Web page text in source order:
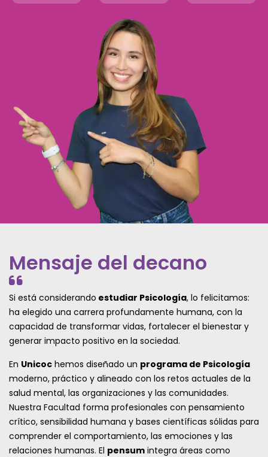
Mensaje del decano
Si está considerando estudiar Psicología, lo felicitamos:
ha elegido una carrera profundamente humana, con la
capacidad de transformar vidas, fortalecer el bienestar y
generar impacto positivo en la sociedad.
En Unicoc hemos diseñado un programa de Psicología
moderno, práctico y alineado con los retos actuales de la
salud mental, las organizaciones y las comunidades.
Nuestra Facultad forma profesionales con pensamiento
crítico, sensibilidad humana y bases científicas sólidas para
comprender el comportamiento, las emociones y las
relaciones humanas. El pensum integra áreas como